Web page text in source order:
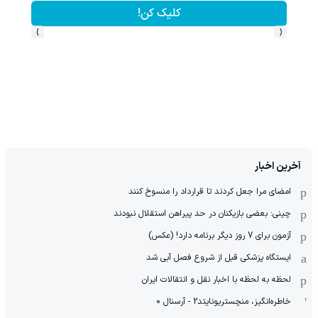
کلیک کن!
‹
›
آخرین اخبار
امضای مرا جعل کردند تا قرارداد را منسوخ کنند
چینی: بعضی بازیکنان در حد پیراهن استقلال نبودند
آزمون برای 7 روز دیگر برنامه دارد! (عکس)
ایستگاه پزشکی قبل از شروع فصل آبی شد
لحظه به لحظه با اخبار نقل و انتقالات ایران
خاطره‌انگیز، منچستریونایتد2 - آرسنال 0